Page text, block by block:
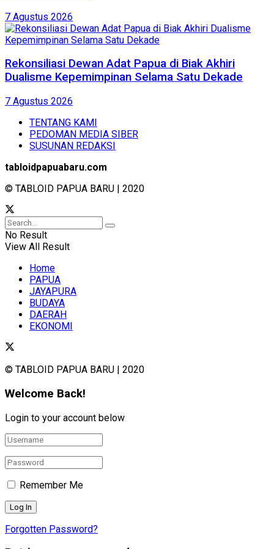
7 Agustus 2026
Rekonsiliasi Dewan Adat Papua di Biak Akhiri
Dualisme Kepemimpinan Selama Satu Dekade
7 Agustus 2026
TENTANG KAMI
PEDOMAN MEDIA SIBER
SUSUNAN REDAKSI
tabloidpapuabaru.com
© TABLOID PAPUA BARU | 2020
No Result
View All Result
Home
PAPUA
JAYAPURA
BUDAYA
DAERAH
EKONOMI
© TABLOID PAPUA BARU | 2020
Welcome Back!
Login to your account below
Remember Me
Forgotten Password?